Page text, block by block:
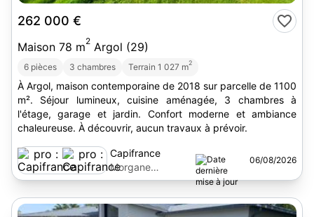
262 000 €
Maison 78 m2 Argol (29)
6 pièces 3 chambres Terrain 1 027 m2
À Argol, maison contemporaine de 2018 sur parcelle de 1100
m². Séjour lumineux, cuisine aménagée, 3 chambres à
l'étage, garage et jardin. Confort moderne et ambiance
chaleureuse. À découvrir, aucun travaux à prévoir.
Capifrance
Morgane
Calmettes
06/08/2026